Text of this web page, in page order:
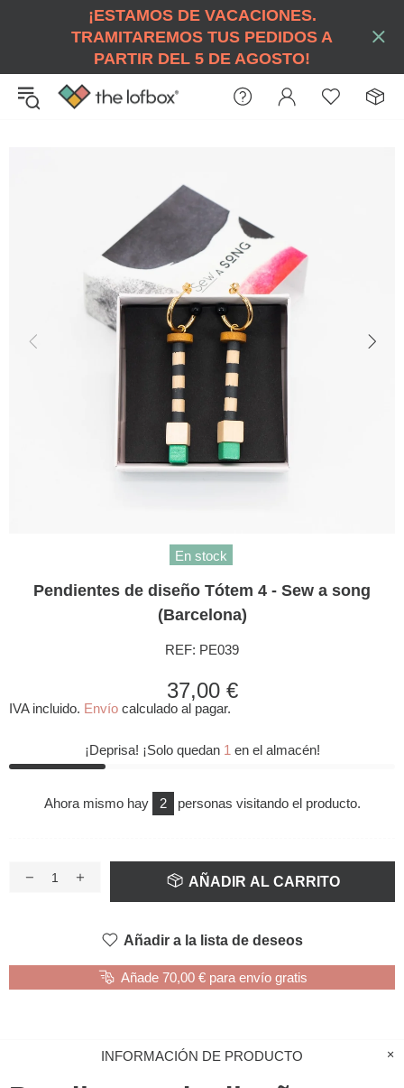
¡ESTAMOS DE VACACIONES.
TRAMITAREMOS TUS PEDIDOS A
PARTIR DEL 5 DE AGOSTO!
En stock
Pendientes de diseño Tótem 4 - Sew a song
(Barcelona)
REF: PE039
37,00 €
IVA incluido. Envío calculado al pagar.
¡Deprisa! ¡Solo quedan 1 en el almacén!
Ahora mismo hay 2 personas visitando el producto.
AÑADIR AL CARRITO
Añadir a la lista de deseos
Añade 70,00 € para envío gratis
INFORMACIÓN DE PRODUCTO